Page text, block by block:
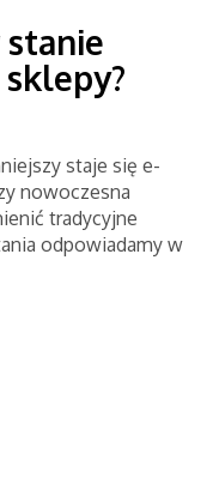
stanie
staje się e-
nowoczesna
tradycyjne
odpowiadamy w